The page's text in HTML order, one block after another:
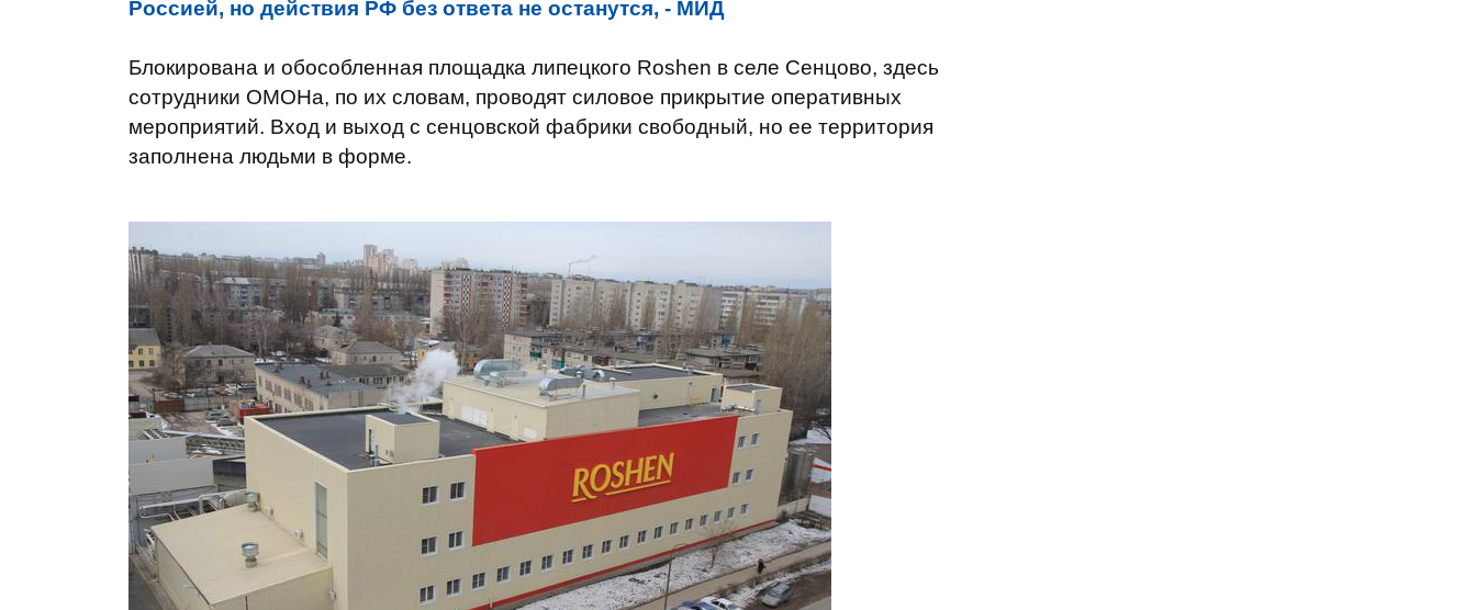
Россией, но действия РФ без ответа не останутся, - МИД
Блокирована и обособленная площадка липецкого Roshen в селе Сенцово, здесь
сотрудники ОМОНа, по их словам, проводят силовое прикрытие оперативных
мероприятий. Вход и выход с сенцовской фабрики свободный, но ее территория
заполнена людьми в форме.